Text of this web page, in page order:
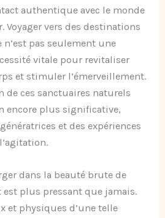
authentique avec le monde
vers des destinations
pas seulement une
vitale pour revitaliser
et stimuler l’émerveillement.
de ces sanctuaires naturels
encore plus significative,
et des expériences
dans la beauté brute de
plus pressant que jamais.
et physiques d’une telle